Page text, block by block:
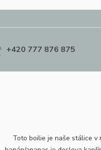
+420 777 876 875
Toto boilie je naše stálice v